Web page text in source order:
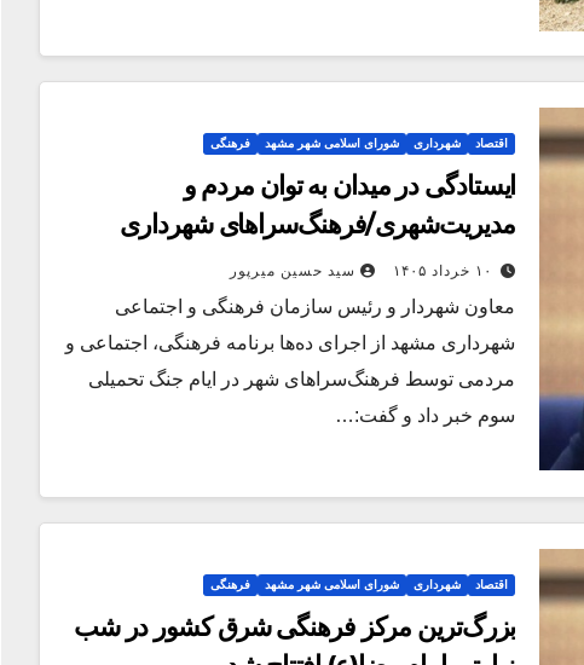
اقتصاد شهرداری شورای اسلامی شهر مشهد فرهنگی
ایستادگی در میدان به توان مردم و
مدیریت‌شهری/فرهنگ‌سراهای شهرداری
مشهد؛ پشتوانه اجتماعات مردمی در روزهای
ایستادگی و مقاومت
۱۰ خرداد ۱۴۰۵ سید حسین میرپور
معاون شهردار و رئیس سازمان فرهنگی و اجتماعی
شهرداری مشهد از اجرای ده‌ها برنامه فرهنگی، اجتماعی و
مردمی توسط فرهنگ‌سراهای شهر در ایام جنگ تحمیلی
سوم خبر داد و گفت:…
اقتصاد شهرداری شورای اسلامی شهر مشهد فرهنگی
بزرگ‌ترین مرکز فرهنگی شرق کشور در شب